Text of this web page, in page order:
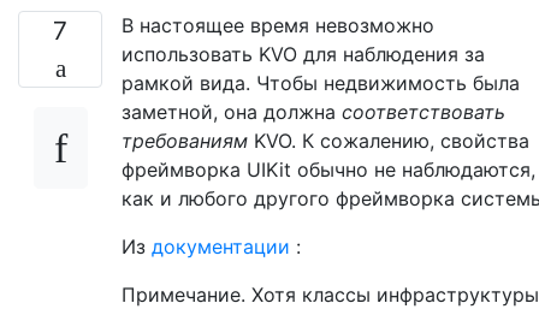
7
В настоящее время невозможно
использовать KVO для наблюдения за
рамкой вида. Чтобы недвижимость была
заметной, она должна соответствовать
требованиям KVO. К сожалению, свойства
фреймворка UIKit обычно не наблюдаются,
как и любого другого фреймворка
Из документации :
Примечание. Хотя классы инфраструктуры